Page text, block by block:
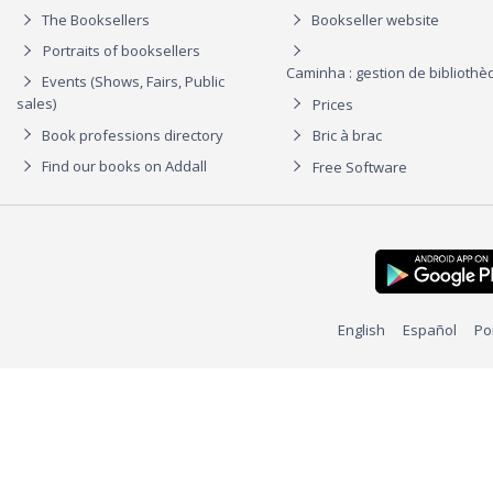
The Booksellers
Portraits of booksellers
Events (Shows, Fairs, Public
sales)
Book professions directory
Find our books on Addall
Bookseller website
Caminha : gestion de
Prices
Bric à brac
Free Software
English Español